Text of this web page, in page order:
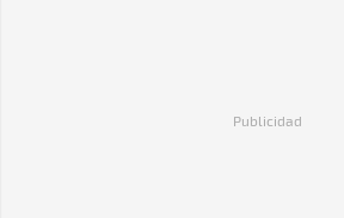
Publicidad